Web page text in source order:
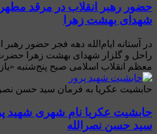
حضور رهبر انقلاب در مرقد مطهر
شهدای بهشت زهرا
در آستانه ایام‌الله دهه فجر حضور
راحل و گلزار شهدای بهشت زهرا حضرت
معظم انقلاب اسلامی صبح پنج‌شنبه
حابشیت عکریا به فرمان سید حسن
حابشیت عکریا نام شهری شهید
سید حسن نصرالله